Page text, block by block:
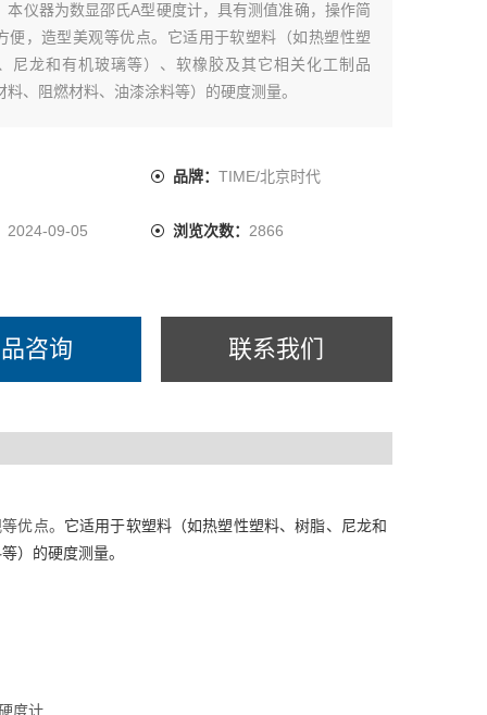
本仪器为数显邵氏A型硬度计，具有测值准确，操作简
便，造型美观等优点。它适用于软塑料（如热塑性塑
尼龙和有机玻璃等）、软橡胶及其它相关化工制品
料、阻燃材料、油漆涂料等）的硬度测量。
品牌： TIME/北京时代
2024-09-05 浏览次数： 2866
咨询 联系我们
优点。
它适用于软塑料（如热塑性塑料、树脂、尼龙和
）的硬度测量。
度计